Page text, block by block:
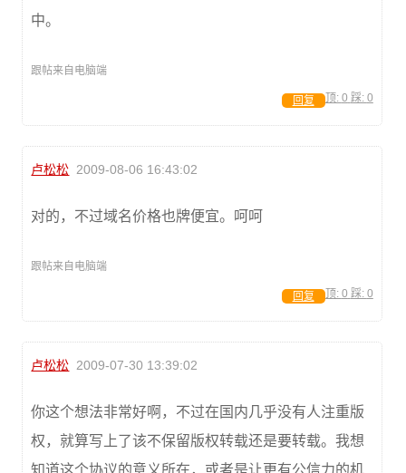
中。
跟帖来自电脑端
顶: 0 踩: 0
回复
卢松松 2009-08-06 16:43:02
对的，不过域名价格也牌便宜。呵呵
跟帖来自电脑端
顶: 0 踩: 0
回复
卢松松 2009-07-30 13:39:02
你这个想法非常好啊，不过在国内几乎没有人注重版
权，就算写上了该不保留版权转载还是要转载。我想
知道这个协议的意义所在，或者是让更有公信力的机